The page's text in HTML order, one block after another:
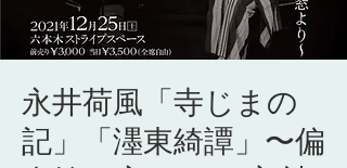
永井荷風「寺じまの
記」「濹東綺譚」〜偏